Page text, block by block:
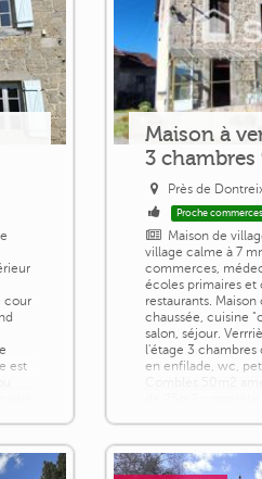
cour
est
Maison à
3 chambres
Près de
Proche commerces
Maison de
village calme à 7
commerces,
écoles primaires
restaurants.
chaussée, cuisine
salon, séjour.
l'étage 3 chambres
en enfilade, wc,